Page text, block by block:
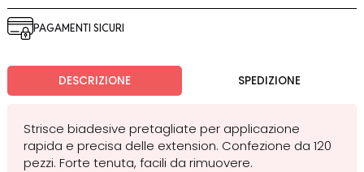
PAGAMENTI SICURI
DESCRIZIONE SPEDIZIONE
Strisce biadesive pretagliate per applicazione
rapida e precisa delle extension. Confezione da 120
pezzi. Forte tenuta, facili da rimuovere.